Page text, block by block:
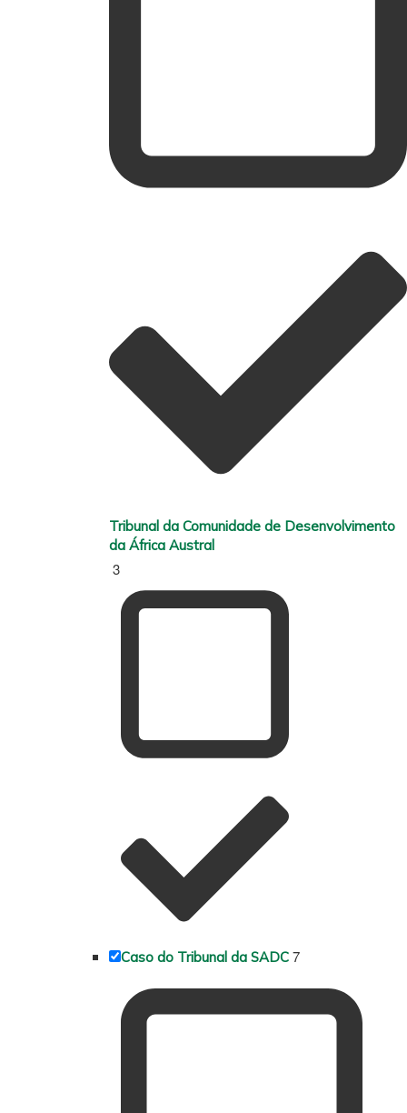
Tribunal da Comunidade de Desenvolvimento
da África Austral
3
Caso do Tribunal da SADC 7